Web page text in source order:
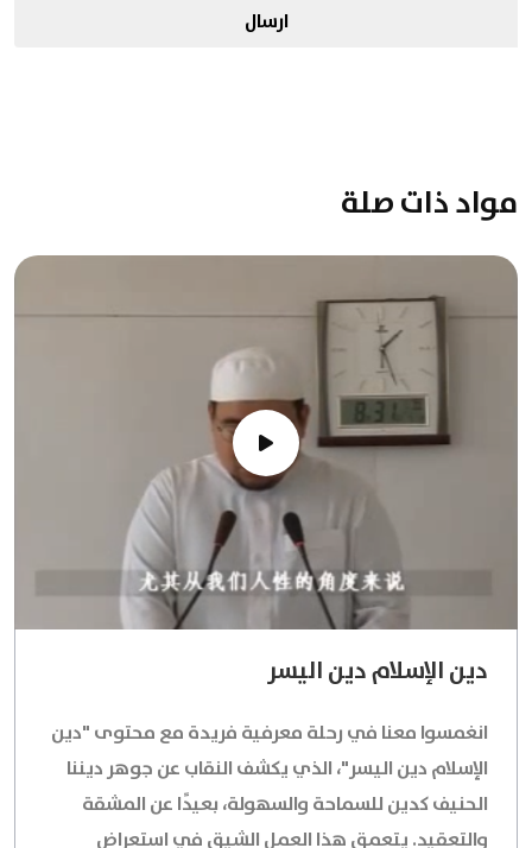
ارسال
مواد ذات صلة
دين الإسلام دين اليسر
انغمسوا معنا في رحلة معرفية فريدة مع محتوى "دين
الإسلام دين اليسر"، الذي يكشف النقاب عن جوهر ديننا
الحنيف كدين للسماحة والسهولة، بعيدًا عن المشقة
والتعقيد. يتعمق هذا العمل الشيق في استعراض